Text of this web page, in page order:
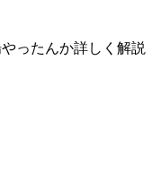
ったんか詳しく解説